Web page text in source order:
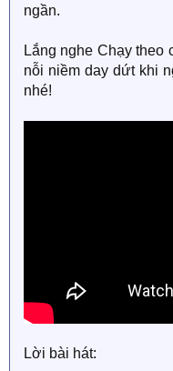
ngần.
Lắng nghe Chạy theo
nỗi niềm day dứt khi
nhé!
Lời bài hát: